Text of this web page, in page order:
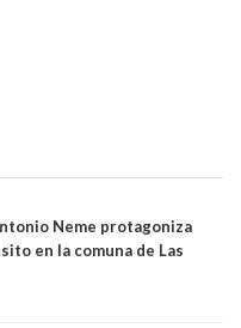
Neme protagoniza
en la comuna de Las